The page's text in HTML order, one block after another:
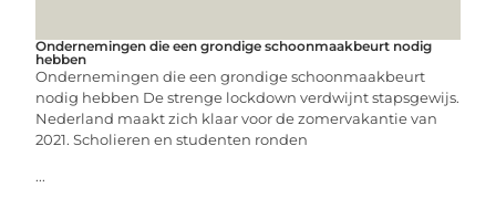
Ondernemingen die een grondige schoonmaakbeurt nodig
hebben
Ondernemingen die een grondige schoonmaakbeurt
nodig hebben De strenge lockdown verdwijnt stapsgewijs.
Nederland maakt zich klaar voor de zomervakantie van
2021. Scholieren en studenten ronden
...